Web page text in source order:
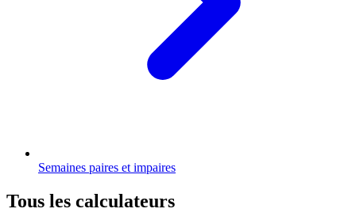
Semaines paires et impaires
Tous les calculateurs